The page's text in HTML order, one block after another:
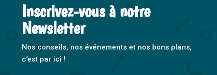
Inscrivez-vous à notre
Newsletter
Nos conseils, nos événements et nos bons plans,
c’est par ici !